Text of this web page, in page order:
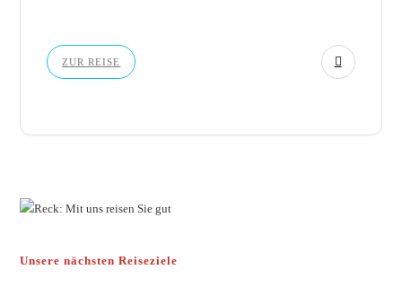
ZUR REISE
Unsere nächsten Reiseziele